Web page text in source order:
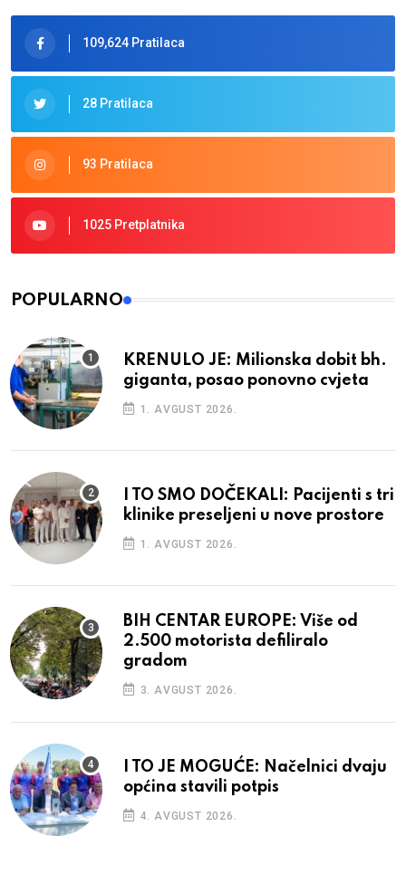
109,624 Pratilaca
28 Pratilaca
93 Pratilaca
1025 Pretplatnika
POPULARNO
KRENULO JE: Milionska dobit bh.
giganta, posao ponovno cvjeta
1. AVGUST 2026.
I TO SMO DOČEKALI: Pacijenti s tri
klinike preseljeni u nove prostore
1. AVGUST 2026.
BIH CENTAR EUROPE: Više od
2.500 motorista defiliralo
gradom
3. AVGUST 2026.
I TO JE MOGUĆE: Načelnici dvaju
općina stavili potpis
4. AVGUST 2026.